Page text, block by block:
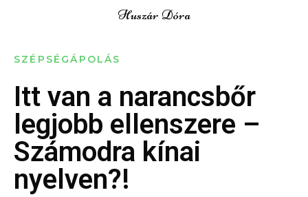
SZÉPSÉGÁPOLÁS
Itt van a narancsbőr
legjobb ellenszere –
Számodra kínai
nyelven?!
Huszár Dóra